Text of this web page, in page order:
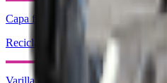
Capa fotoeléctrica
Reciclar: x1
Varilla de energía